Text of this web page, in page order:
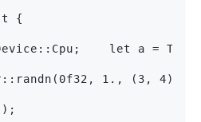
{
let a =
1., (3, 4),